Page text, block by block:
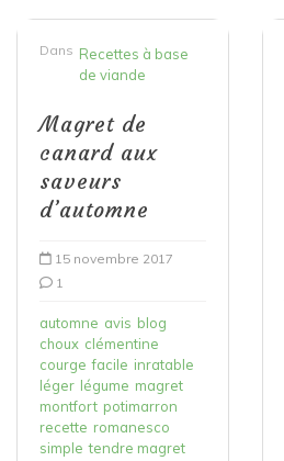
Dans Recettes à base
de viande
Magret de
canard aux
saveurs
d’automne
15 novembre 2017
1
automne avis blog
choux clémentine
courge facile inratable
léger légume magret
montfort potimarron
recette romanesco
simple tendre magret